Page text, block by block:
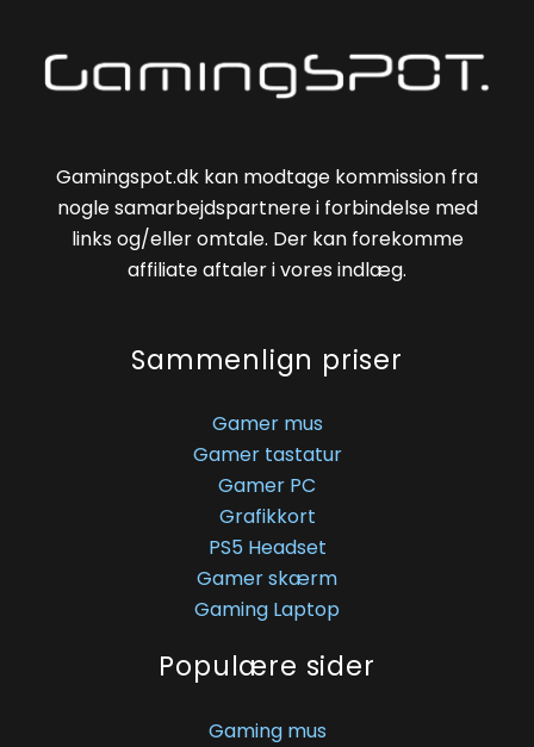
Gamingspot.dk kan modtage kommission fra
nogle samarbejdspartnere i forbindelse med
links og/eller omtale. Der kan forekomme
affiliate aftaler i vores indlæg.
Sammenlign priser
Gamer mus
Gamer tastatur
Gamer PC
Grafikkort
PS5 Headset
Gamer skærm
Gaming Laptop
Populære sider
Gaming mus